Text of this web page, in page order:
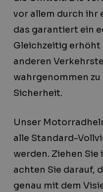
vor allem durch ihr
das garantiert ein
Gleichzeitig erhöht
anderen
wahrgenommen
Sicherheit.
Unser
alle Standard-
werden. Ziehen
achten Sie darauf,
genau mit dem